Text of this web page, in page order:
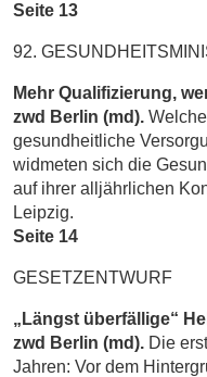
Seite 13
92.
Mehr Qualifizierung,
zwd Berlin (md).
gesundheitliche
widmeten sich die
auf ihrer alljähr­lichen
Leipzig.
Seite 14
GESETZENTWURF
„Längst überfällige“
zwd Berlin (md). Die
Jahren: Vor dem